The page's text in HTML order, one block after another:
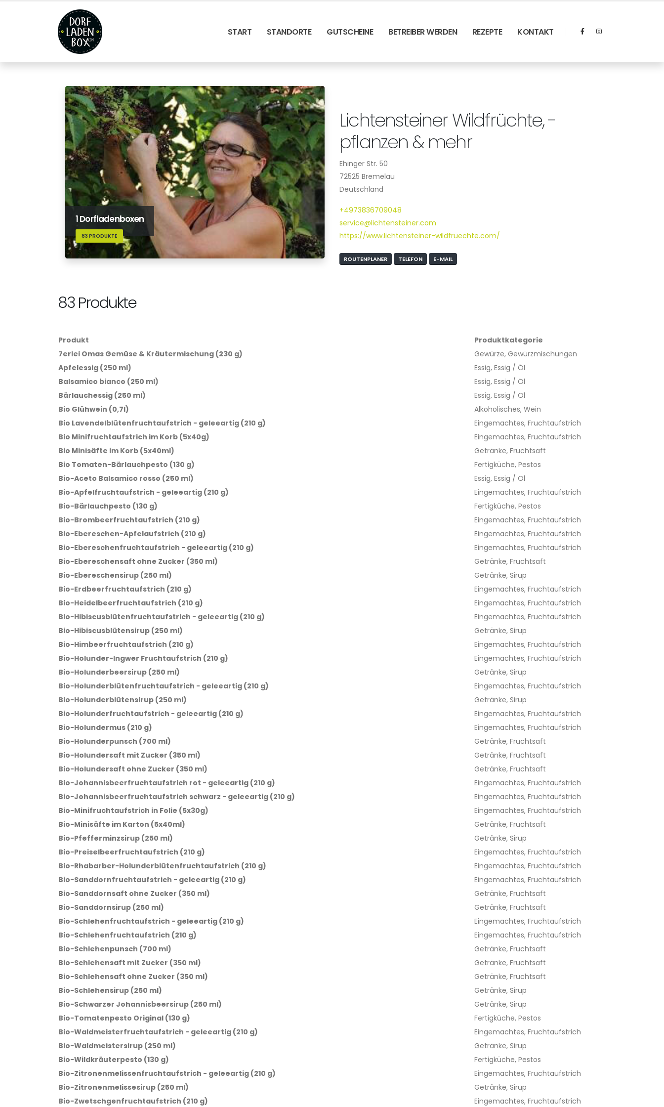
START STANDORTE GUTSCHEINE BETREIBER WERDEN REZEPTE KONTAKT
1 Dorfladenboxen
83 PRODUKTE
Lichtensteiner Wildfrüchte, -
pflanzen & mehr
Ehinger Str. 50
72525 Bremelau
Deutschland
+4973836709048
service@lichtensteiner.com
https://www.lichtensteiner-wildfruechte.com/
ROUTENPLANER TELEFON E-MAIL
83 Produkte
Produkt
Produktkategorie
7erlei Omas Gemüse & Kräutermischung (230 g)
Gewürze, Gewürzmischungen
Apfelessig (250 ml)
Essig, Essig / Öl
Balsamico bianco (250 ml)
Essig, Essig / Öl
Bärlauchessig (250 ml)
Essig, Essig / Öl
Bio Glühwein (0,7l)
Alkoholisches, Wein
Bio Lavendelblütenfruchtaufstrich - geleeartig (210 g)
Eingemachtes, Fruchtaufstrich
Bio Minifruchtaufstrich im Korb (5x40g)
Eingemachtes, Fruchtaufstrich
Bio Minisäfte im Korb (5x40ml)
Getränke, Fruchtsaft
Bio Tomaten-Bärlauchpesto (130 g)
Fertigküche, Pestos
Bio-Aceto Balsamico rosso (250 ml)
Essig, Essig / Öl
Bio-Apfelfruchtaufstrich - geleeartig (210 g)
Eingemachtes, Fruchtaufstrich
Bio-Bärlauchpesto (130 g)
Fertigküche, Pestos
Bio-Brombeerfruchtaufstrich (210 g)
Eingemachtes, Fruchtaufstrich
Bio-Ebereschen-Apfelaufstrich (210 g)
Eingemachtes, Fruchtaufstrich
Bio-Ebereschenfruchtaufstrich - geleeartig (210 g)
Eingemachtes, Fruchtaufstrich
Bio-Ebereschensaft ohne Zucker (350 ml)
Getränke, Fruchtsaft
Bio-Ebereschensirup (250 ml)
Getränke, Sirup
Bio-Erdbeerfruchtaufstrich (210 g)
Eingemachtes, Fruchtaufstrich
Bio-Heidelbeerfruchtaufstrich (210 g)
Eingemachtes, Fruchtaufstrich
Bio-Hibiscusblütenfruchtaufstrich - geleeartig (210 g)
Eingemachtes, Fruchtaufstrich
Bio-Hibiscusblütensirup (250 ml)
Getränke, Sirup
Bio-Himbeerfruchtaufstrich (210 g)
Eingemachtes, Fruchtaufstrich
Bio-Holunder-Ingwer Fruchtaufstrich (210 g)
Eingemachtes, Fruchtaufstrich
Bio-Holunderbeersirup (250 ml)
Getränke, Sirup
Bio-Holunderblütenfruchtaufstrich - geleeartig (210 g)
Eingemachtes, Fruchtaufstrich
Bio-Holunderblütensirup (250 ml)
Getränke, Sirup
Bio-Holunderfruchtaufstrich - geleeartig (210 g)
Eingemachtes, Fruchtaufstrich
Bio-Holundermus (210 g)
Eingemachtes, Fruchtaufstrich
Bio-Holunderpunsch (700 ml)
Getränke, Fruchtsaft
Bio-Holundersaft mit Zucker (350 ml)
Getränke, Fruchtsaft
Bio-Holundersaft ohne Zucker (350 ml)
Getränke, Fruchtsaft
Bio-Johannisbeerfruchtaufstrich rot - geleeartig (210 g)
Eingemachtes, Fruchtaufstrich
Bio-Johannisbeerfruchtaufstrich schwarz - geleeartig (210 g)
Eingemachtes, Fruchtaufstrich
Bio-Minifruchtaufstrich in Folie (5x30g)
Eingemachtes, Fruchtaufstrich
Bio-Minisäfte im Karton (5x40ml)
Getränke, Fruchtsaft
Bio-Pfefferminzsirup (250 ml)
Getränke, Sirup
Bio-Preiselbeerfruchtaufstrich (210 g)
Eingemachtes, Fruchtaufstrich
Bio-Rhabarber-Holunderblütenfruchtaufstrich (210 g)
Eingemachtes, Fruchtaufstrich
Bio-Sanddornfruchtaufstrich - geleeartig (210 g)
Eingemachtes, Fruchtaufstrich
Bio-Sanddornsaft ohne Zucker (350 ml)
Getränke, Fruchtsaft
Bio-Sanddornsirup (250 ml)
Getränke, Fruchtsaft
Bio-Schlehenfruchtaufstrich - geleeartig (210 g)
Eingemachtes, Fruchtaufstrich
Bio-Schlehenfruchtaufstrich (210 g)
Eingemachtes, Fruchtaufstrich
Bio-Schlehenpunsch (700 ml)
Getränke, Fruchtsaft
Bio-Schlehensaft mit Zucker (350 ml)
Getränke, Fruchtsaft
Bio-Schlehensaft ohne Zucker (350 ml)
Getränke, Fruchtsaft
Bio-Schlehensirup (250 ml)
Getränke, Sirup
Bio-Schwarzer Johannisbeersirup (250 ml)
Getränke, Sirup
Bio-Tomatenpesto Original (130 g)
Fertigküche, Pestos
Bio-Waldmeisterfruchtaufstrich - geleeartig (210 g)
Eingemachtes, Fruchtaufstrich
Bio-Waldmeistersirup (250 ml)
Getränke, Sirup
Bio-Wildkräuterpesto (130 g)
Fertigküche, Pestos
Bio-Zitronenmelissenfruchtaufstrich - geleeartig (210 g)
Eingemachtes, Fruchtaufstrich
Bio-Zitronenmelissesirup (250 ml)
Getränke, Sirup
Bio-Zwetschgenfruchtaufstrich (210 g)
Eingemachtes, Fruchtaufstrich